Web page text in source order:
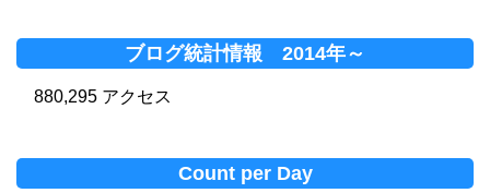
ブログ統計情報 2014年～
880,295 アクセス
Count per Day